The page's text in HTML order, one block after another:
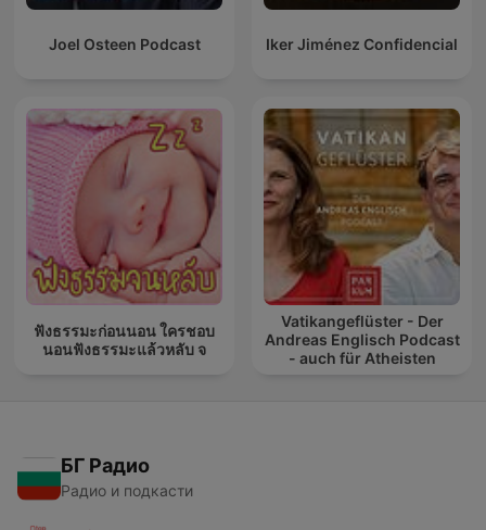
Joel Osteen Podcast Iker Jiménez Confidencial
ฟังธรรมะก่อนนอน ใครชอบ
นอนฟังธรรมะแล้วหลับ จ
Vatikangeflüster - Der
Andreas Englisch Podcast
- auch für Atheisten
БГ Радио
Радио и подкасти